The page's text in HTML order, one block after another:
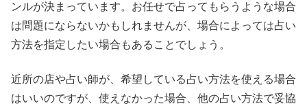
ンルが決まっています。お任せで占ってもらうような場合
は問題にならないかもしれませんが、場合によっては占い
方法を指定したい場合もあることでしょう。
近所の店や占い師が、希望している占い方法を使える場合
はいいのですが、使えなかった場合、他の占い方法で妥協